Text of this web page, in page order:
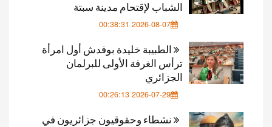
الشباب لإقتحام مدينة سبتة
2026-08-07 00:38:31
الطبيبة خليدة بوفدش أول امرأة
ترأس الغرفة الأولى للبرلمان
الجزائري
2026-07-29 00:26:13
نشطاء وحقوقيون جزائريون في